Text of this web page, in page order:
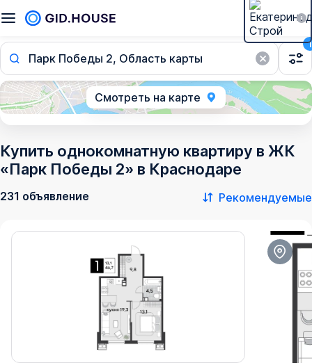
Парк Победы 2, Область карты
1
Смотреть на карте
Купить однокомнатную квартиру в ЖК
«Парк Победы 2» в Краснодаре
231 объявление Рекомендуемые